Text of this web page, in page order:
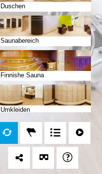
Duschen
Saunabereich
Finnishe Sauna
Umkleiden